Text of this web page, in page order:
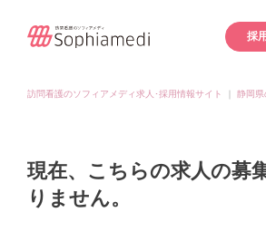
採
訪問看護のソフィアメディ求人･採用情報サイト 静岡県
現在、こちらの求人の募
りません。